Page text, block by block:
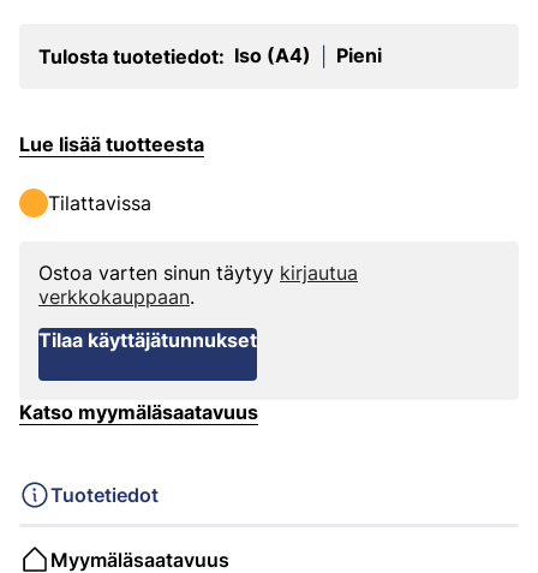
Tulosta tuotetiedot: Iso (A4) Pieni
Lue lisää tuotteesta
Tilattavissa
Ostoa varten sinun täytyy kirjautua
verkkokauppaan.
Tilaa käyttäjätunnukset
Katso myymäläsaatavuus
Tuotetiedot
Myymäläsaatavuus